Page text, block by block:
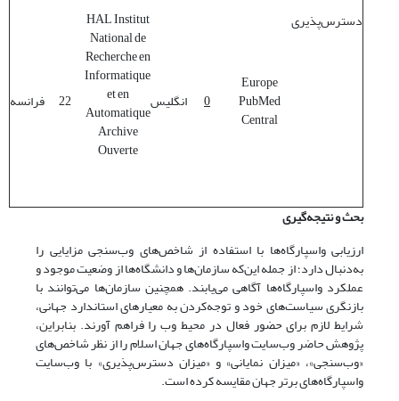
دسترس‌پذیری
Europe
PubMed
Central
0 انگلیس
HAL Institut
National de
Recherche en
Informatique
et en
Automatique
Archive
Ouverte
22 فرانسه
بحث و نتیجهگیری
ارزیابی واسپارگاه‌ها با استفاده از شاخص‌های وب‌سنجی مزایایی را
به‌دنبال دارد؛ از جمله این‌که سازمان‌ها و دانشگاه‌ها از وضعیت موجود و
عملکرد واسپارگاه‌ها آگاهی می‌یابند. همچنین سازمان‌ها می‌توانند با
بازنگری سیاست‌های خود و توجه‌کردن به معیارهای استاندارد جهانی،
شرایط لازم برای حضور فعال در محیط وب را فراهم آورند. بنابراین،
پژوهش حاضر وب‌سایت واسپارگاه‌های جهان اسلام را از نظر شاخص‌های
«وب‌سنجی»، «میزان نمایانی» و «میزان دسترس‌پذیری» با وب‌سایت
واسپارگاه‌های برتر جهان مقایسه کرده ‌است.